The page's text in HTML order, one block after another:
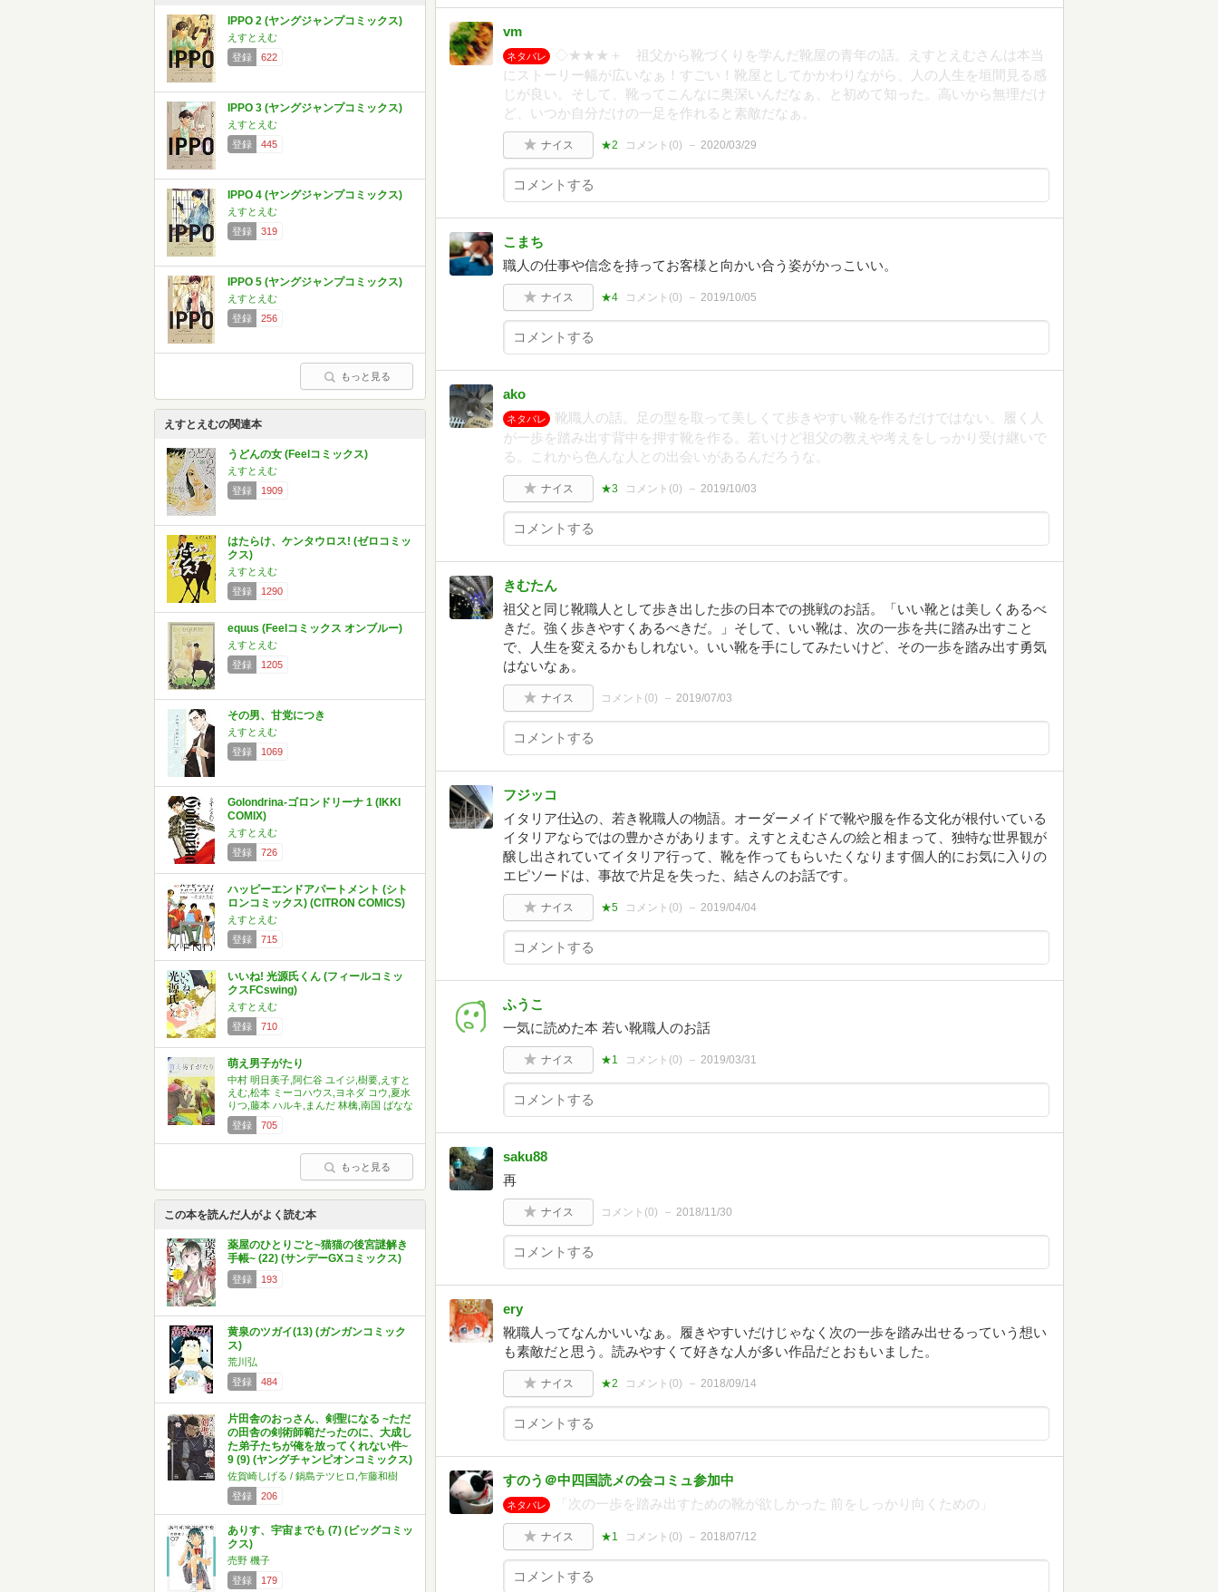
IPPO 2 (ヤングジャンプコミックス)
えすとえむ
登録
622
IPPO 3 (ヤングジャンプコミックス)
えすとえむ
登録
445
IPPO 4 (ヤングジャンプコミックス)
えすとえむ
登録
319
IPPO 5 (ヤングジャンプコミックス)
えすとえむ
登録
256
もっと見る
えすとえむの関連本
うどんの女 (Feelコミックス)
えすとえむ
登録
1909
はたらけ、ケンタウロス! (ゼロコミッ
クス)
えすとえむ
登録
1290
equus (Feelコミックス オンブルー)
えすとえむ
登録
1205
その男、甘党につき
えすとえむ
登録
1069
Golondrina-ゴロンドリーナ 1 (IKKI
COMIX)
えすとえむ
登録
726
ハッピーエンドアパートメント (シト
ロンコミックス) (CITRON COMICS)
えすとえむ
登録
715
いいね! 光源氏くん (フィールコミッ
クスFCswing)
えすとえむ
登録
710
萌え男子がたり
中村 明日美子,阿仁谷 ユイジ,樹要,えすと
えむ,松本 ミーコハウス,ヨネダ コウ,夏水
りつ,藤本 ハルキ,まんだ 林檎,南国 ばなな
登録
705
もっと見る
この本を読んだ人がよく読む本
薬屋のひとりごと~猫猫の後宮謎解き
手帳~ (22) (サンデーGXコミックス)
登録 193
黄泉のツガイ(13) (ガンガンコミック
ス)
荒川弘
登録
484
片田舎のおっさん、剣聖になる ~ただ
の田舎の剣術師範だったのに、大成し
た弟子たちが俺を放ってくれない件~
9 (9) (ヤングチャンピオンコミックス)
佐賀崎しげる / 鍋島テツヒロ,乍藤和樹
登録
206
ありす、宇宙までも (7) (ビッグコミッ
クス)
売野 機子
登録
179
vm
ネタバレ
◇★★★＋ 祖父から靴づくりを学んだ靴屋の青年の話。えすとえむさんは本当
にストーリー幅が広いなぁ！すごい！靴屋としてかかわりながら、人の人生を垣間見る感
じが良い。そして、靴ってこんなに奥深いんだなぁ、と初めて知った。高いから無理だけ
ど、いつか自分だけの一足を作れると素敵だなぁ。
ナイス ★2 コメント(0) 2020/03/29
こまち
職人の仕事や信念を持ってお客様と向かい合う姿がかっこいい。
ナイス ★4 コメント(0) 2019/10/05
ako
ネタバレ
靴職人の話。足の型を取って美しくて歩きやすい靴を作るだけではない。履く人
が一歩を踏み出す背中を押す靴を作る。若いけど祖父の教えや考えをしっかり受け継いで
る。これから色んな人との出会いがあるんだろうな。
ナイス ★3 コメント(0) 2019/10/03
きむたん
祖父と同じ靴職人として歩き出した歩の日本での挑戦のお話。「いい靴とは美しくあるべ
きだ。強く歩きやすくあるべきだ。」そして、いい靴は、次の一歩を共に踏み出すこと
で、人生を変えるかもしれない。いい靴を手にしてみたいけど、その一歩を踏み出す勇気
はないなぁ。
ナイス コメント(0) 2019/07/03
フジッコ
イタリア仕込の、若き靴職人の物語。オーダーメイドで靴や服を作る文化が根付いている
イタリアならではの豊かさがあります。えすとえむさんの絵と相まって、独特な世界観が
醸し出されていてイタリア行って、靴を作ってもらいたくなります個人的にお気に入りの
エピソードは、事故で片足を失った、結さんのお話です。
ナイス ★5 コメント(0) 2019/04/04
ふうこ
一気に読めた本 若い靴職人のお話
ナイス ★1 コメント(0) 2019/03/31
saku88
再
ナイス コメント(0) 2018/11/30
ery
靴職人ってなんかいいなぁ。履きやすいだけじゃなく次の一歩を踏み出せるっていう想い
も素敵だと思う。読みやすくて好きな人が多い作品だとおもいました。
ナイス ★2 コメント(0) 2018/09/14
すのう＠中四国読メの会コミュ参加中
ネタバレ 「次の一歩を踏み出すための靴が欲しかった 前をしっかり向くための」
ナイス ★1 コメント(0) 2018/07/12